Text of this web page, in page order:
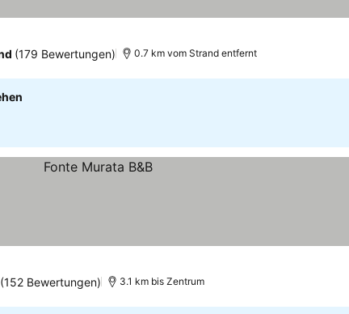
(179 Bewertungen) 0.7 km vom Strand entfernt
(152 Bewertungen) 3.1 km bis Zentrum